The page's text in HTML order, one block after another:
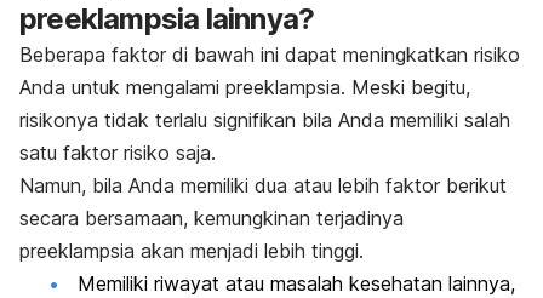
preeklampsia lainnya?
Beberapa faktor di bawah ini dapat meningkatkan risiko
Anda untuk mengalami preeklampsia. Meski begitu,
risikonya tidak terlalu signifikan bila Anda memiliki salah
satu faktor risiko saja.
Namun, bila Anda memiliki dua atau lebih faktor berikut
secara bersamaan, kemungkinan terjadinya
preeklampsia akan menjadi lebih tinggi.
Memiliki riwayat atau masalah kesehatan lainnya,